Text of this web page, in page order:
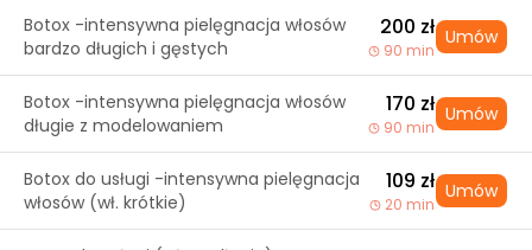
Botox -intensywna pielęgnacja włosów
bardzo długich i gęstych
200 zł
90 min
Umów
Botox -intensywna pielęgnacja włosów
długie z modelowaniem
170 zł
90 min
Umów
Botox do usługi -intensywna pielęgnacja
włosów (wł. krótkie)
109 zł
20 min
Umów